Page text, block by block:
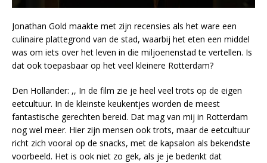
Jonathan Gold maakte met zijn recensies als het ware een
culinaire plattegrond van de stad, waarbij het eten een middel
was om iets over het leven in die miljoenenstad te vertellen. Is
dat ook toepasbaar op het veel kleinere Rotterdam?
Den Hollander: ,, In de film zie je heel veel trots op de eigen
eetcultuur. In de kleinste keukentjes worden de meest
fantastische gerechten bereid. Dat mag van mij in Rotterdam
nog wel meer. Hier zijn mensen ook trots, maar de eetcultuur
richt zich vooral op de snacks, met de kapsalon als bekendste
voorbeeld. Het is ook niet zo gek, als je je bedenkt dat